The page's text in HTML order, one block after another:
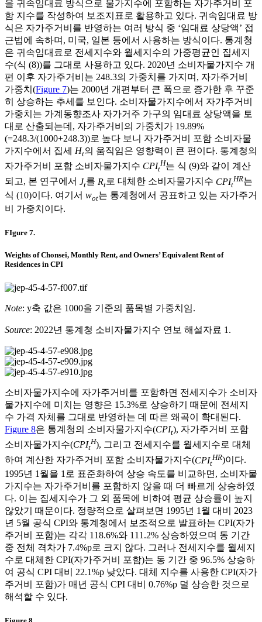
을 귀속임대료 방식으로 물가지수에 포함하는 자가주거비 포
함 지수를 작성하여 보조지표로 활용하고 있다. 귀속임대료 방
식은 자가주거비를 반영하는 여러 방식 중 ‘임대료 상당액’ 접
근법에 속하며, 미국, 일본 등에서 사용하는 방식이다. 통계청
은 귀속임대료로 전세지수와 월세지수의 가중평균인 집세지
수(식 (8))를 그대로 사용하고 있다. 2020년 소비자물가지수 개
편 이후 자가주거비는 248.3의 가중치를 가지며, 자가주거비
가중치(Figure 7)는 2000년 개편부터 큰 폭으로 증가한 후 꾸준
히 상승하는 추세를 보인다. 소비자물가지수에서 자가주거비
가중치는 가계동향조사 자가거주 가구의 임대료 상당액을 토
대로 산출되는데, 자가주거비의 가중치가 19.89%
(=248.3/(1000+248.3))로 높다 보니 자가주거비 포함 소비자물
가지수에서 집세 Ht의 움직임은 영향력이 큰 편이다. 통계청의
자가주거비 포함 소비자물가지수 CPIt
H는 식 (9)와 같이 계산
되고, 본 연구에서 Jt를 Rt로 대체한 소비자물가지수 CPIt
HR는
식 (10)이다. 여기서 wot는 통계청에서 공표하고 있는 자가주거
비 가중치이다.
FIgure 7.
Weights of Chonsei, Monthly Rent, and Owners’ Equivalent Rent of
Residences in CPI
Note: y축 값은 1000을 기준의 품목별 가중치임.
Source: 2022년 통계청 소비자물가지수 연보 해설자료 1.
소비자물가지수에 자가주거비를 포함하면 전세지수가 소비자
물가지수에 미치는 영향은 15.3%로 상승하기 때문에 전세지
수 가격 자체를 그대로 반영하는 데 따른 왜곡이 확대된다.
Figure 8은 통계청의 소비자물가지수(CPIt), 자가주거비 포함
소비자물가지수(CPIt
H), 그리고 전세지수를 월세지수로 대체
하여 계산한 자가주거비 포함 소비자물가지수(CPIt
HR)이다.
1995년 1월을 1로 표준화하여 상승 속도를 비교하면, 소비자물
가지수는 자가주거비를 포함하지 않을 때 더 빠르게 상승하였
다. 이는 집세지수가 그 외 품목에 비하여 평균 상승률이 높지
않았기 때문이다. 정량적으로 살펴보면 1995년 1월 대비 2023
년 5월 공식 CPI와 통계청에서 보조적으로 발표하는 CPI(자가
주거비 포함)는 각각 118.6%와 111.2% 상승하였으며 동 기간
중 전체 격차가 7.4%p로 크지 않다. 그러나 전세지수를 월세지
수로 대체한 CPI(자가주거비 포함)는 동 기간 중 96.5% 상승하
여 공식 CPI 대비 22.1%p 낮았다. 대체 지수를 사용한 CPI(자가
주거비 포함)가 매년 공식 CPI 대비 0.76%p 덜 상승한 것으로
해석할 수 있다.